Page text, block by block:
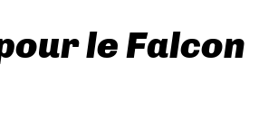
le Falcon